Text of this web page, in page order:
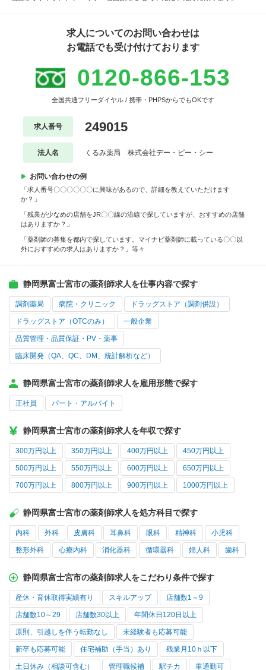
求人についてのお問い合わせは
お電話でも受け付けております
0120-866-153
全国共通フリーダイヤル / 携帯・PHPSからでもOKです
求人番号 249015
法人名 くるみ薬局 株式会社デー・ピー・シー
お問い合わせの例
「求人番号〇〇〇〇〇〇に興味があるので、詳細を教えていただけます
か？」
「残業が少なめの店舗をJR〇〇線の沿線で探していますが、おすすめの店舗
はありますか？」
「薬剤師の募集を都内で探しています。マイナビ薬剤師に載っている〇〇以
外におすすめの求人はありますか？」等々
静岡県富士宮市の薬剤師求人を仕事内容で探す
調剤薬局 病院・クリニック ドラッグストア（調剤併設）
ドラッグストア（OTCのみ） 一般企業
品質管理・品質保証・PV・薬事
臨床開発（QA、QC、DM、統計解析など）
静岡県富士宮市の薬剤師求人を雇用形態で探す
正社員 パート・アルバイト
静岡県富士宮市の薬剤師求人を年収で探す
300万円以上 350万円以上 400万円以上 450万円以上
500万円以上 550万円以上 600万円以上 650万円以上
700万円以上 800万円以上 900万円以上 1000万円以上
静岡県富士宮市の薬剤師求人を処方科目で探す
内科 外科 皮膚科 耳鼻科 眼科 精神科 小児科
整形外科 心療内科 消化器科 循環器科 婦人科 歯科
静岡県富士宮市の薬剤師求人をこだわり条件で探す
産休・育休取得実績有り スキルアップ 店舗数1～9
店舗数10～29 店舗数30以上 年間休日120日以上
原則、引越しを伴う転勤なし 未経験者も応募可能
新卒も応募可能 住宅補助（手当）あり 残業月10ｈ以下
土日休み（相談可含む） 管理職候補 駅チカ 車通勤可